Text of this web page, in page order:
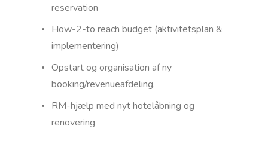
reservation
How-2-to reach budget (aktivitetsplan &
implementering)
Opstart og organisation af ny
booking/revenueafdeling.
RM-hjælp med nyt hotelåbning og
renovering